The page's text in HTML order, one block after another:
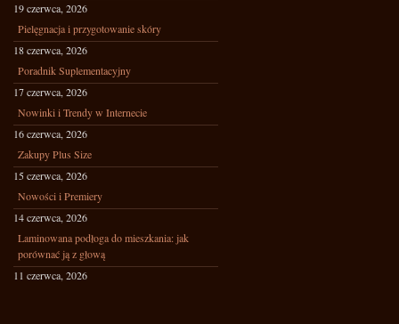
19 czerwca, 2026
Pielęgnacja i przygotowanie skóry
18 czerwca, 2026
Poradnik Suplementacyjny
17 czerwca, 2026
Nowinki i Trendy w Internecie
16 czerwca, 2026
Zakupy Plus Size
15 czerwca, 2026
Nowości i Premiery
14 czerwca, 2026
Laminowana podłoga do mieszkania: jak
porównać ją z głową
11 czerwca, 2026